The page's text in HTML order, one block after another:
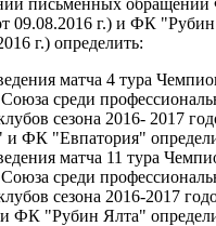
09.08.2016 г.) и ФК
г.) определить:
матча 4 тура
среди
сезона 2016- 2017
и ФК "Евпатория"
матча 11 тура
среди
сезона 2016-2017
ФК "Рубин Ялта"